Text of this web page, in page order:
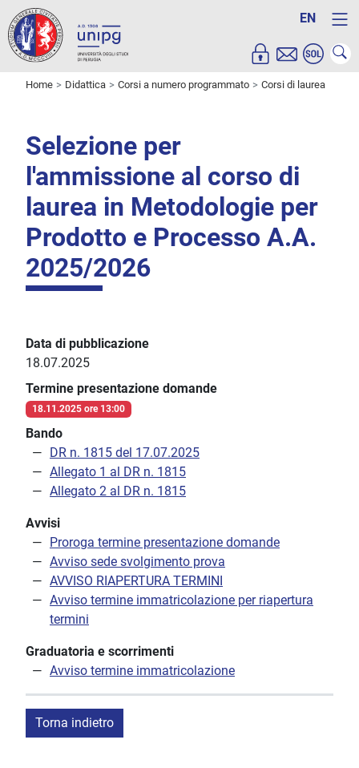
EN
Home Didattica Corsi a numero programmato Corsi di laurea
Selezione per
l'ammissione al corso di
laurea in Metodologie per
Prodotto e Processo A.A.
2025/2026
Data di pubblicazione
18.07.2025
Termine presentazione domande
18.11.2025 ore 13:00
Bando
DR n. 1815 del 17.07.2025
Allegato 1 al DR n. 1815
Allegato 2 al DR n. 1815
Avvisi
Proroga termine presentazione domande
Avviso sede svolgimento prova
AVVISO RIAPERTURA TERMINI
Avviso termine immatricolazione per riapertura
termini
Graduatoria e scorrimenti
Avviso termine immatricolazione
Torna indietro